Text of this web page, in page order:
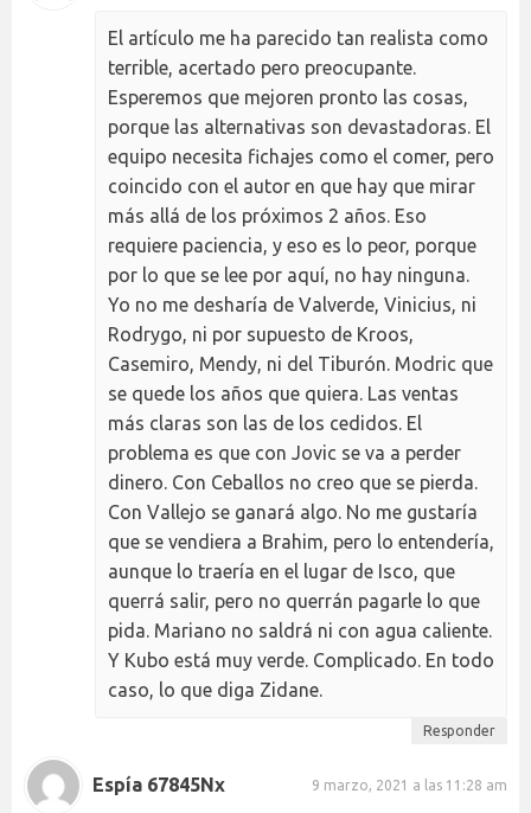
El artículo me ha parecido tan realista como
terrible, acertado pero preocupante.
Esperemos que mejoren pronto las cosas,
porque las alternativas son devastadoras. El
equipo necesita fichajes como el comer, pero
coincido con el autor en que hay que mirar
más allá de los próximos 2 años. Eso
requiere paciencia, y eso es lo peor, porque
por lo que se lee por aquí, no hay ninguna.
Yo no me desharía de Valverde, Vinicius, ni
Rodrygo, ni por supuesto de Kroos,
Casemiro, Mendy, ni del Tiburón. Modric que
se quede los años que quiera. Las ventas
más claras son las de los cedidos. El
problema es que con Jovic se va a perder
dinero. Con Ceballos no creo que se pierda.
Con Vallejo se ganará algo. No me gustaría
que se vendiera a Brahim, pero lo entendería,
aunque lo traería en el lugar de Isco, que
querrá salir, pero no querrán pagarle lo que
pida. Mariano no saldrá ni con agua caliente.
Y Kubo está muy verde. Complicado. En todo
caso, lo que diga Zidane.
Responder
Espía 67845Nx 9 marzo, 2021 a las 11:28 am